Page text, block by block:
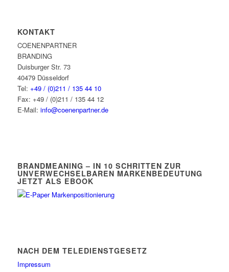
KONTAKT
COENENPARTNER
BRANDING
Duisburger Str. 73
40479 Düsseldorf
Tel: +49 / (0)211 / 135 44 10
Fax: +49 / (0)211 / 135 44 12
E-Mail: info@coenenpartner.de
BRANDMEANING – IN 10 SCHRITTEN ZUR
UNVERWECHSELBAREN MARKENBEDEUTUNG
JETZT ALS EBOOK
NACH DEM TELEDIENSTGESETZ
Impressum